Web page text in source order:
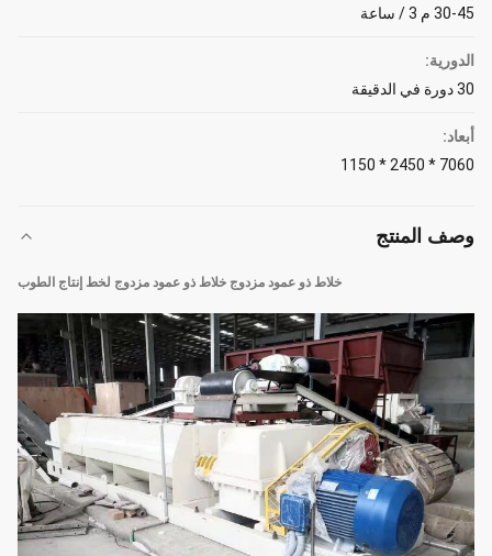
30-45 م 3 / ساعة
الدورية:
30 دورة في الدقيقة
أبعاد:
7060 * 2450 * 1150
وصف المنتج
خلاط ذو عمود مزدوج خلاط ذو عمود مزدوج لخط إنتاج الطوب